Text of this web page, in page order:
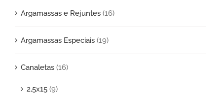
Argamassas e Rejuntes (16)
Argamassas Especiais (19)
Canaletas (16)
2,5x15 (9)